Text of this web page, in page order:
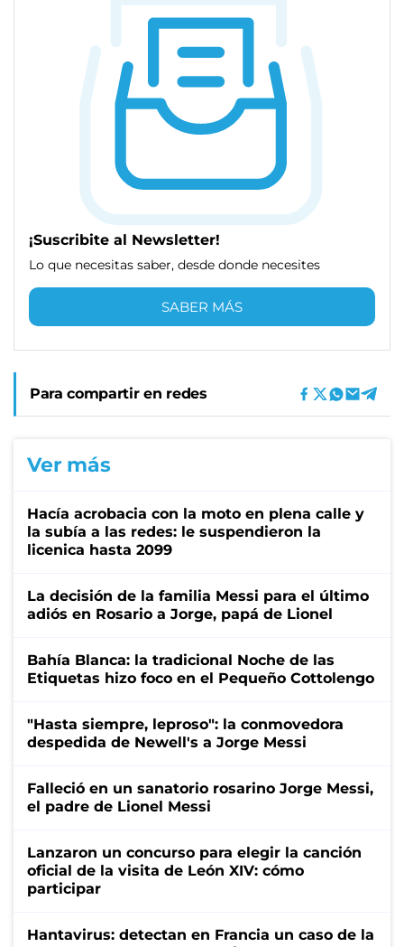
¡Suscribite al Newsletter!
Lo que necesitas saber, desde donde necesites
SABER MÁS
Para compartir en redes
Ver más
Hacía acrobacia con la moto en plena calle y
la subía a las redes: le suspendieron la
licenica hasta 2099
La decisión de la familia Messi para el último
adiós en Rosario a Jorge, papá de Lionel
Bahía Blanca: la tradicional Noche de las
Etiquetas hizo foco en el Pequeño Cottolengo
"Hasta siempre, leproso": la conmovedora
despedida de Newell's a Jorge Messi
Falleció en un sanatorio rosarino Jorge Messi,
el padre de Lionel Messi
Lanzaron un concurso para elegir la canción
oficial de la visita de León XIV: cómo
participar
Hantavirus: detectan en Francia un caso de la